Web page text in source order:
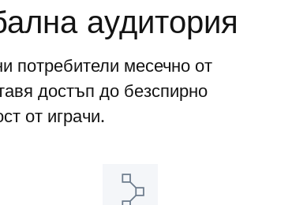
аудитория
потребители месечно от
достъп до безспирно
от играчи.